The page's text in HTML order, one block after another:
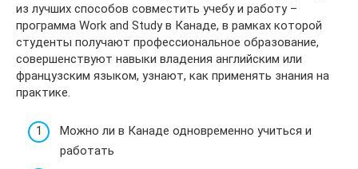
из лучших способов совместить учебу и работу –
программа Work and Study в Канаде, в рамках которой
студенты получают профессиональное образование,
совершенствуют навыки владения английским или
французским языком, узнают, как применять знания на
практике.
Можно ли в Канаде одновременно учиться и
работать